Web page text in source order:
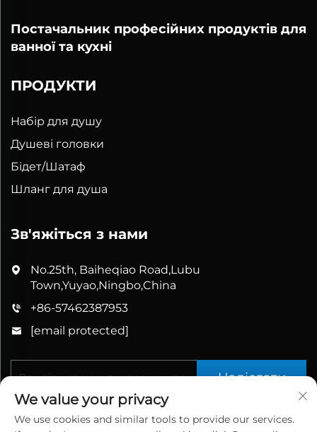
Постачальник професійних продуктів для
ванної та кухні
ПРОДУКТИ
Набір для душу
Душеві головки
Бідет/Шатаф
Шланг для душа
Зв'яжіться з нами
No.25th, Baiheqiao Road,Lubu
Town,Yuyao,Ningbo,China
+86-57462387953
[email protected]
Надіслати
We value your privacy
We use cookies and similar tools to provide our services.